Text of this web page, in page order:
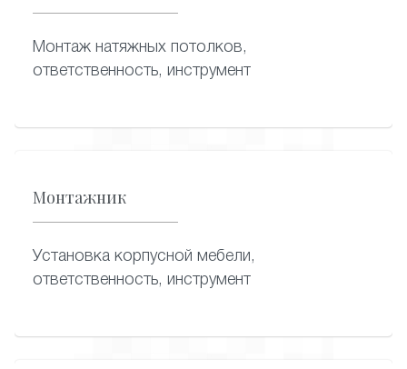
Монтаж натяжных потолков,
ответственность, инструмент
Монтажник
Установка корпусной мебели,
ответственность, инструмент